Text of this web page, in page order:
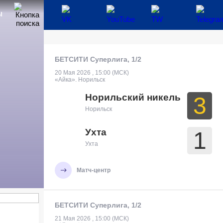
БЕТСИТИ Суперлига, 1/2
20 Мая 2026 , 15:00 (МСК)
«Айка». Норильск
Норильский никель
Норильск 3
Ухта
Ухта 1
Матч-центр
БЕТСИТИ Суперлига, 1/2
21 Мая 2026 , 15:00 (МСК)